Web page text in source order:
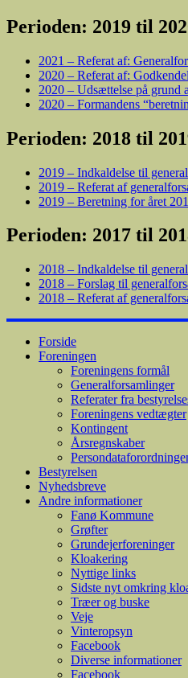
Perioden: 2019 til
2021 – Referat af:
2020 – Referat af:
2020 – Udsættelse på grund
2020 – Formandens
Perioden: 2018 til
2019 – Indkaldelse til
2019 – Referat af
2019 – Beretning for året
Perioden: 2017 til
2018 – Indkaldelse til
2018 – Forslag til
2018 – Referat af
Forside
Foreningen
Foreningens formål
Generalforsamlinger
Referater fra
Foreningens vedtægter
Kontingent
Årsregnskaber
Bestyrelsen
Nyhedsbreve
Andre informationer
Fanø Kommune
Grøfter
Grundejerforeninger
Kloakering
Nyttige links
Sidste nyt omkring
Træer og buske
Veje
Vinteropsyn
Facebook
Diverse informationer
Facebook